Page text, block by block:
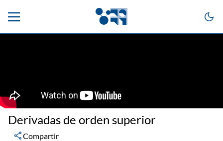
Derivadas de orden superior
Compartir